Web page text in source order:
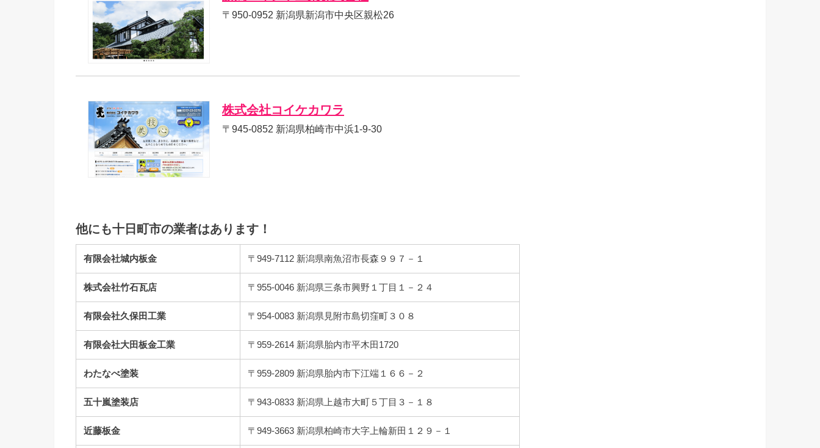
〒950-0952 新潟県新潟市中央区親松26
株式会社コイケカワラ
〒945-0852 新潟県柏崎市中浜1-9-30
他にも十日町市の業者はあります！
有限会社城内板金 〒949-7112 新潟県南魚沼市長森９９７－１
株式会社竹石瓦店 〒955-0046 新潟県三条市興野１丁目１－２４
有限会社久保田工業 〒954-0083 新潟県見附市島切窪町３０８
有限会社大田板金工業 〒959-2614 新潟県胎内市平木田1720
わたなべ塗装 〒959-2809 新潟県胎内市下江端１６６－２
五十嵐塗装店 〒943-0833 新潟県上越市大町５丁目３－１８
近藤板金 〒949-3663 新潟県柏崎市大字上輪新田１２９－１